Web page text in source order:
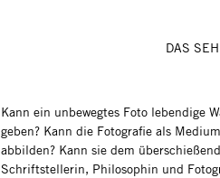
DAS
Kann ein unbewegtes Foto lebendige
geben? Kann die Fotografie als
abbilden? Kann sie dem
Schriftstellerin, Philosophin und